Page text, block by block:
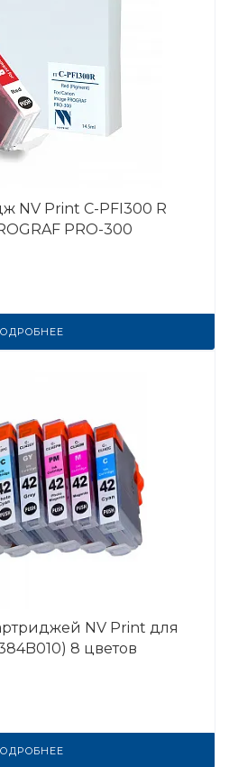
NV Print C-PFI300 R
PRO-300
NV Print для
8 цветов